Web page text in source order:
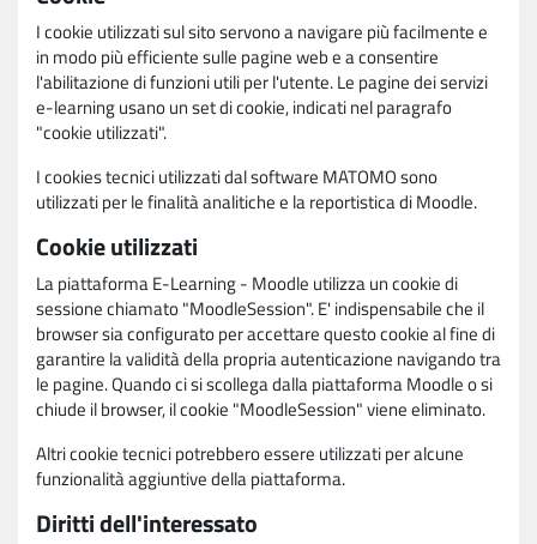
I cookie utilizzati sul sito servono a navigare più facilmente e
in modo più efficiente sulle pagine web e a consentire
l'abilitazione di funzioni utili per l'utente. Le pagine dei servizi
e-learning usano un set di cookie, indicati nel paragrafo
"cookie utilizzati".
I cookies tecnici utilizzati dal software MATOMO sono
utilizzati per le finalità analitiche e la reportistica di Moodle.
Cookie utilizzati
La piattaforma E-Learning - Moodle utilizza un cookie di
sessione chiamato "MoodleSession". E' indispensabile che il
browser sia configurato per accettare questo cookie al fine di
garantire la validità della propria autenticazione navigando tra
le pagine. Quando ci si scollega dalla piattaforma Moodle o si
chiude il browser, il cookie "MoodleSession" viene eliminato.
Altri cookie tecnici potrebbero essere utilizzati per alcune
funzionalità aggiuntive della piattaforma.
Diritti dell'interessato